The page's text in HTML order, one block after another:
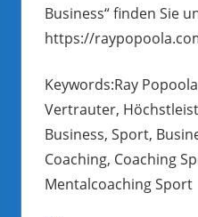
Business“ finden Sie
https://
Keywords:Ray
Vertrauter,
Business, Sport,
Coaching, Coaching
Mentalcoaching Sport